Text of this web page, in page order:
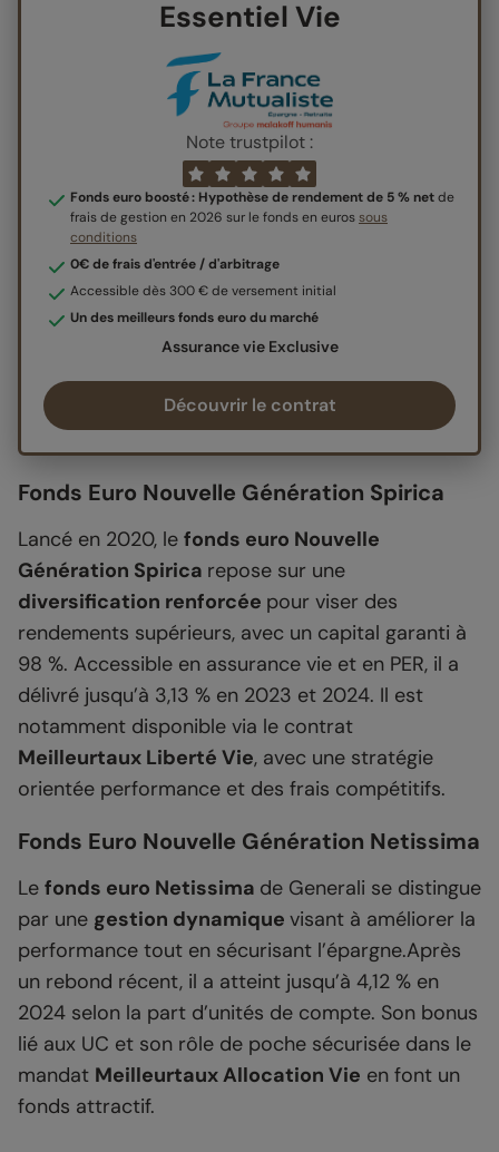
Essentiel Vie
Note trustpilot :
Fonds euro boosté : Hypothèse de rendement de 5 % netde
frais de gestion en 2026 sur le fonds en eurossous
conditions
0€ de frais d'entrée / d'arbitrage
Accessible dès 300 € de versement initial
Un des meilleurs fonds euro du marché
Assurance vie Exclusive
Découvrir le contrat
Fonds Euro Nouvelle Génération Spirica
Lancé en 2020, le fonds euro Nouvelle
Génération Spirica repose sur une
diversification renforcée pour viser des
rendements supérieurs, avec un capital garanti à
98 %. Accessible en assurance vie et en PER, il a
délivré jusqu’à 3,13 % en 2023 et 2024. Il est
notamment disponible via le contrat
Meilleurtaux Liberté Vie, avec une stratégie
orientée performance et des frais compétitifs.
Fonds Euro Nouvelle Génération Netissima
Le fonds euro Netissima de Generali se distingue
par une gestion dynamique visant à améliorer la
performance tout en sécurisant l’épargne.Après
un rebond récent, il a atteint jusqu’à 4,12 % en
2024 selon la part d’unités de compte. Son bonus
lié aux UC et son rôle de poche sécurisée dans le
mandat Meilleurtaux Allocation Vie en font un
fonds attractif.